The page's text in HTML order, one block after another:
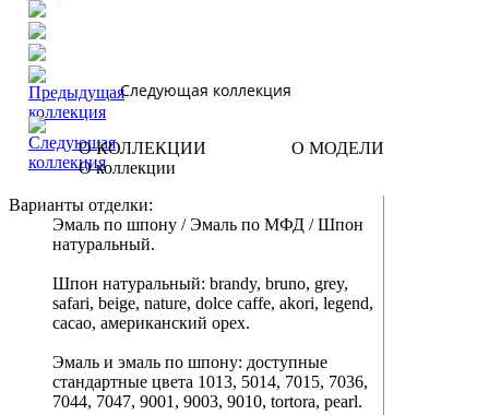
Следующая коллекция
О КОЛЛЕКЦИИ
О МОДЕЛИ
О коллекции
Варианты отделки:
Эмаль по шпону / Эмаль по МФД / Шпон
натуральный.
Шпон натуральный: brandy, bruno, grey,
safari, beige, nature, dolce caffe, akori, legend,
cacao, американский орех.
Эмаль и эмаль по шпону: доступные
стандартные цвета 1013, 5014, 7015, 7036,
7044, 7047, 9001, 9003, 9010, tortora, pearl.